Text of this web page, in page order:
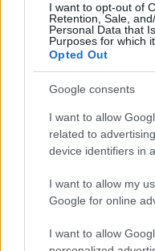
I want to opt-out of
Retention, Sale,
Personal Data that
Purposes for which
Opted Out
Google consents
I want to allow
related to
device identifiers in
I want to allow my
Google for online
I want to allow
Αν τα χάσατε
26 λεπτά